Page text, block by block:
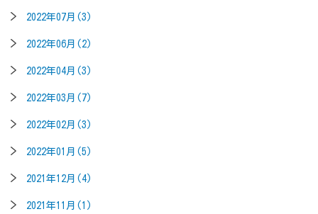
2022年07月(3)
2022年06月(2)
2022年04月(3)
2022年03月(7)
2022年02月(3)
2022年01月(5)
2021年12月(4)
2021年11月(1)